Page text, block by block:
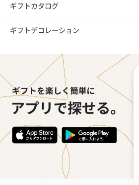
ギフトカタログ
ギフトデコレーション